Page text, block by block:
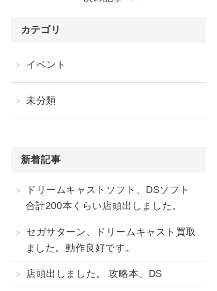
カテゴリ
イベント
未分類
新着記事
ドリームキャストソフト、DSソフト
合計200本くらい店頭出しました。
セガサターン、ドリームキャスト買取
ました。動作良好です。
店頭出しました。 攻略本、DS